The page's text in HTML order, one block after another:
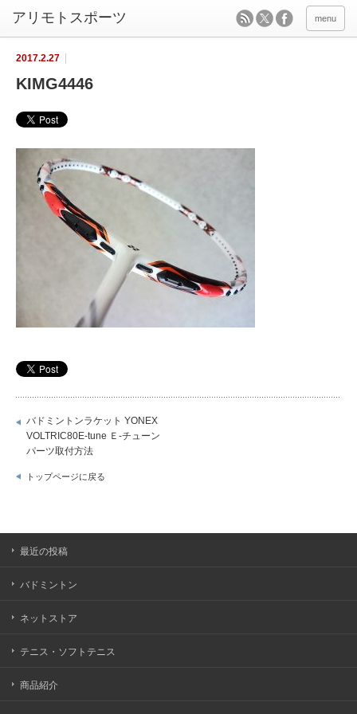
menu
2017.2.27
KIMG4446
バドミントンラケット YONEX
VOLTRIC80E-tune Ｅ-チューン
パーツ取付方法
トップページに戻る
最近の投稿
バドミントン
ネットストア
テニス・ソフトテニス
商品紹介